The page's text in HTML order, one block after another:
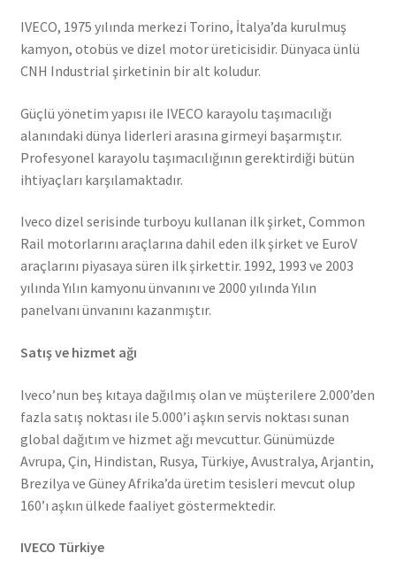
IVECO, 1975 yılında merkezi Torino, İtalya’da kurulmuş
kamyon, otobüs ve dizel motor üreticisidir. Dünyaca ünlü
CNH Industrial şirketinin bir alt koludur.
Güçlü yönetim yapısı ile IVECO karayolu taşımacılığı
alanındaki dünya liderleri arasına girmeyi başarmıştır.
Profesyonel karayolu taşımacılığının gerektirdiği bütün
ihtiyaçları karşılamaktadır.
Iveco dizel serisinde turboyu kullanan ilk şirket, Common
Rail motorlarını araçlarına dahil eden ilk şirket ve EuroV
araçlarını piyasaya süren ilk şirkettir. 1992, 1993 ve 2003
yılında Yılın kamyonu ünvanını ve 2000 yılında Yılın
panelvanı ünvanını kazanmıştır.
Satış ve hizmet ağı
Iveco’nun beş kıtaya dağılmış olan ve müşterilere 2.000’den
fazla satış noktası ile 5.000’i aşkın servis noktası sunan
global dağıtım ve hizmet ağı mevcuttur. Günümüzde
Avrupa, Çin, Hindistan, Rusya, Türkiye, Avustralya, Arjantin,
Brezilya ve Güney Afrika’da üretim tesisleri mevcut olup
160’ı aşkın ülkede faaliyet göstermektedir.
IVECO Türkiye